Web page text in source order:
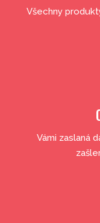
Všechny
Vámi zaslaná